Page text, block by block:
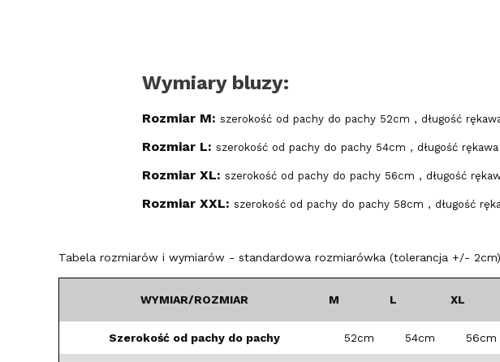
Wymiary bluzy:
Rozmiar M: szerokość od pachy do pachy 52cm , długość
Rozmiar L: szerokość od pachy do pachy 54cm , długość
Rozmiar XL: szerokość od pachy do pachy 56cm , długość
Rozmiar XXL: szerokość od pachy do pachy 58cm , długość
Tabela rozmiarów i wymiarów - standardowa rozmiarówka (tolerancja +/- 2cm)
WYMIAR/ROZMIAR M L XL
Szerokość od pachy do pachy 52cm 54cm 56cm